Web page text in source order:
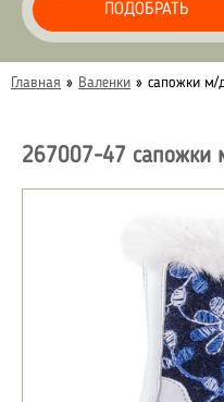
ПОДОБРАТЬ
Главная » Валенки » сапожки м/
267007-47 сапожки